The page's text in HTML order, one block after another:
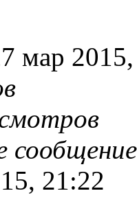
мар
сообщение
21:22